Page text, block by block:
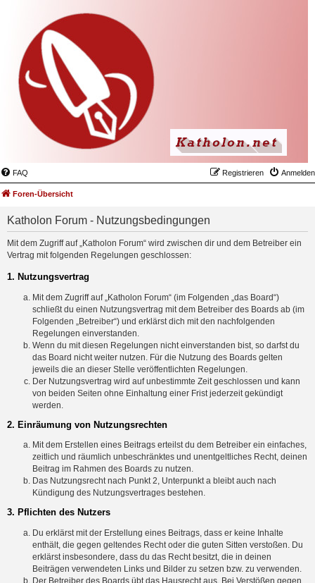
FAQ Anmelden
Registrieren
Foren-Übersicht
Katholon Forum - Nutzungsbedingungen
Mit dem Zugriff auf „Katholon Forum“ wird zwischen dir und dem Betreiber ein
Vertrag mit folgenden Regelungen geschlossen:
1. Nutzungsvertrag
Mit dem Zugriff auf „Katholon Forum“ (im Folgenden „das Board“)
schließt du einen Nutzungsvertrag mit dem Betreiber des Boards ab (im
Folgenden „Betreiber“) und erklärst dich mit den nachfolgenden
Regelungen einverstanden.
Wenn du mit diesen Regelungen nicht einverstanden bist, so darfst du
das Board nicht weiter nutzen. Für die Nutzung des Boards gelten
jeweils die an dieser Stelle veröffentlichten Regelungen.
Der Nutzungsvertrag wird auf unbestimmte Zeit geschlossen und kann
von beiden Seiten ohne Einhaltung einer Frist jederzeit gekündigt
werden.
2. Einräumung von Nutzungsrechten
Mit dem Erstellen eines Beitrags erteilst du dem Betreiber ein einfaches,
zeitlich und räumlich unbeschränktes und unentgeltliches Recht, deinen
Beitrag im Rahmen des Boards zu nutzen.
Das Nutzungsrecht nach Punkt 2, Unterpunkt a bleibt auch nach
Kündigung des Nutzungsvertrages bestehen.
3. Pflichten des Nutzers
Du erklärst mit der Erstellung eines Beitrags, dass er keine Inhalte
enthält, die gegen geltendes Recht oder die guten Sitten verstoßen. Du
erklärst insbesondere, dass du das Recht besitzt, die in deinen
Beiträgen verwendeten Links und Bilder zu setzen bzw. zu verwenden.
Der Betreiber des Boards übt das Hausrecht aus. Bei Verstößen gegen